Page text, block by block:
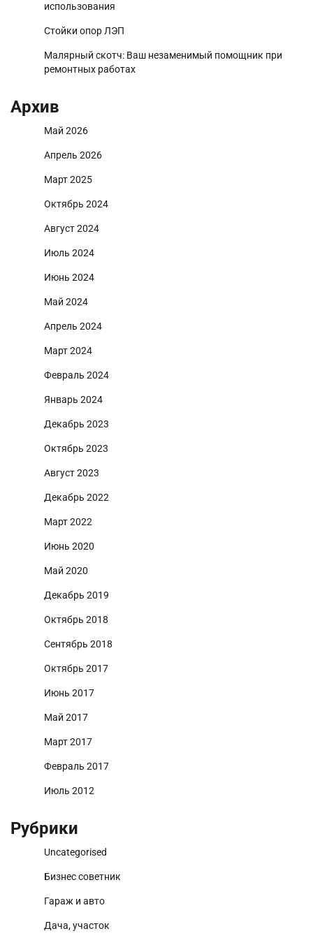
использования
Стойки опор ЛЭП
Малярный скотч: Ваш незаменимый помощник при
ремонтных работах
Архив
Май 2026
Апрель 2026
Март 2025
Октябрь 2024
Август 2024
Июль 2024
Июнь 2024
Май 2024
Апрель 2024
Март 2024
Февраль 2024
Январь 2024
Декабрь 2023
Октябрь 2023
Август 2023
Декабрь 2022
Март 2022
Июнь 2020
Май 2020
Декабрь 2019
Октябрь 2018
Сентябрь 2018
Октябрь 2017
Июнь 2017
Май 2017
Март 2017
Февраль 2017
Июль 2012
Рубрики
Uncategorised
Бизнес советник
Гараж и авто
Дача, участок